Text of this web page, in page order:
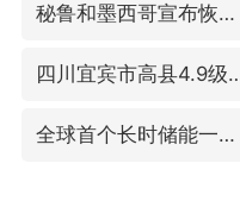
秘鲁和墨西哥宣布恢复外交关系
四川宜宾市高县
全球首个长时储能一体化产业园量产